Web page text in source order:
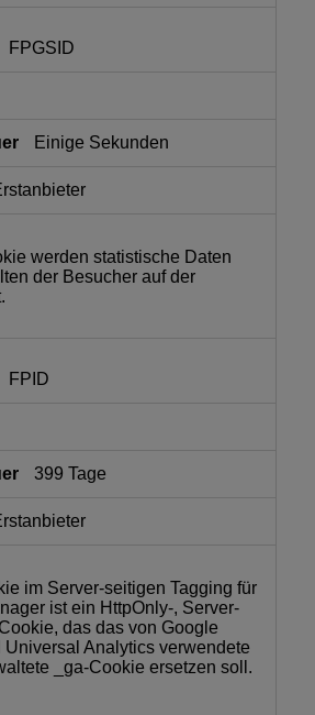
FPGSID
Einige Sekunden
werden statistische Daten
der Besucher auf der
FPID
399 Tage
im Server-seitigen Tagging für
ist ein HttpOnly-, Server-
das das von Google
Analytics verwendete
_ga-Cookie ersetzen soll.